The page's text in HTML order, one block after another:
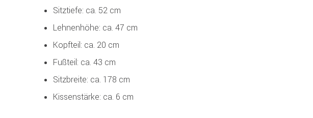
Sitztiefe: ca. 52 cm
Lehnenhöhe: ca. 47 cm
Kopfteil: ca. 20 cm
Fußteil: ca. 43 cm
Sitzbreite: ca. 178 cm
Kissenstärke: ca. 6 cm